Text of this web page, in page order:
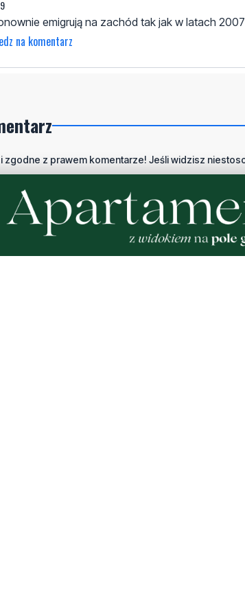
emigrują na zachód tak jak w latach
na komentarz
zgodne z prawem komentarze! Jeśli widzisz
Odpowiedz